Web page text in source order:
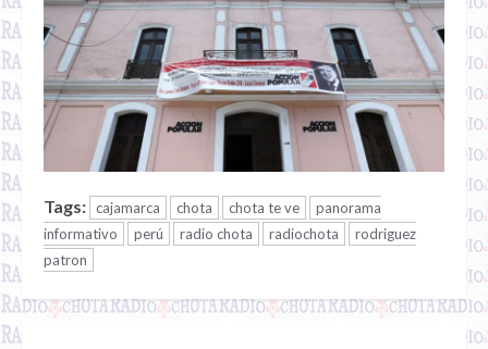
Tags: cajamarca chota chota te ve
panorama
informativo
perú radio chota radiochota
rodriguez
patron